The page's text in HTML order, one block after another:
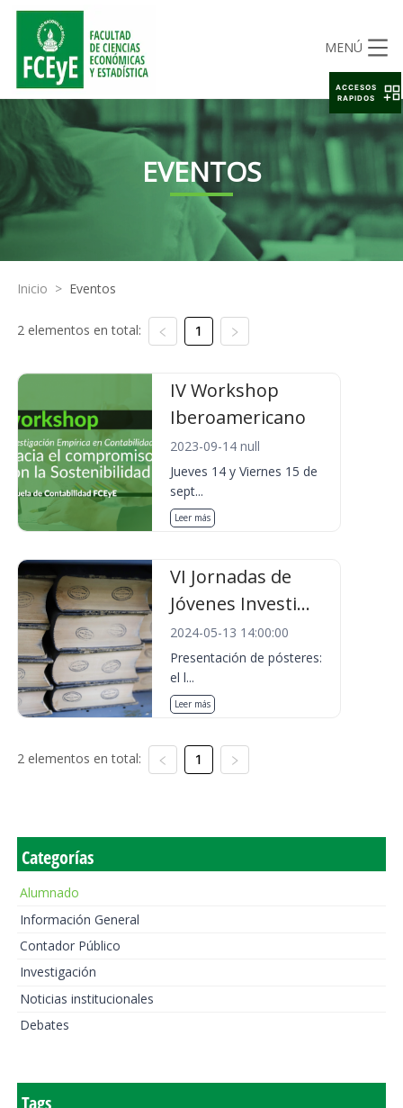
MENÚ
EVENTOS
Inicio > Eventos
2 elementos en total: 1
IV Workshop
Iberoamericano
2023-09-14 null
Jueves 14 y Viernes 15 de
sept...
Leer más
VI Jornadas de
Jóvenes Investi...
2024-05-13 14:00:00
Presentación de pósteres:
el l...
Leer más
2 elementos en total: 1
Categorías
Alumnado
Información General
Contador Público
Investigación
Noticias institucionales
Debates
ACCESOS
RAPIDOS